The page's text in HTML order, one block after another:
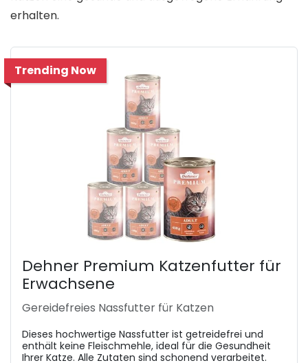
erhalten.
Trending Now
Dehner Premium Katzenfutter für
Erwachsene
Gereidefreies Nassfutter für Katzen
Dieses hochwertige Nassfutter ist getreidefrei und
enthält keine Fleischmehle, ideal für die Gesundheit
Ihrer Katze. Alle Zutaten sind schonend verarbeitet.